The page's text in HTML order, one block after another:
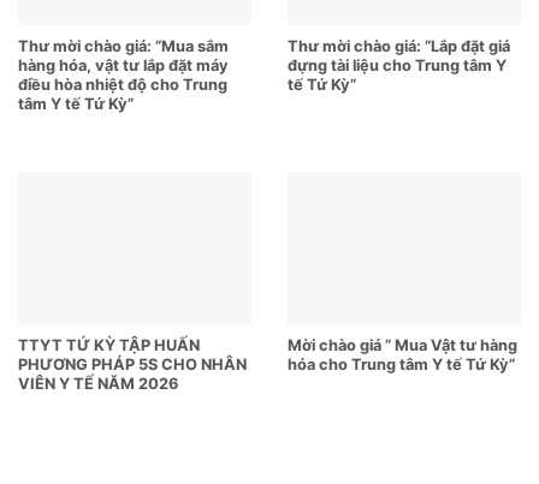
Thư mời chào giá: “Mua sắm
hàng hóa, vật tư lắp đặt máy
điều hòa nhiệt độ cho Trung
tâm Y tế Tứ Kỳ”
Thư mời chào giá: “Lắp đặt giá
đựng tài liệu cho Trung tâm Y
tế Tứ Kỳ”
TTYT TỨ KỲ TẬP HUẤN
PHƯƠNG PHÁP 5S CHO NHÂN
VIÊN Y TẾ NĂM 2026
Mời chào giá ” Mua Vật tư hàng
hóa cho Trung tâm Y tế Tứ Kỳ”